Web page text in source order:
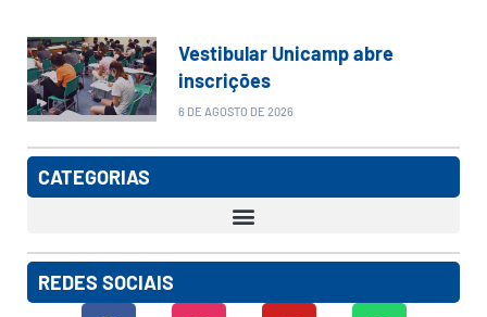
Vestibular Unicamp abre
inscrições
6 DE AGOSTO DE 2026
CATEGORIAS
REDES SOCIAIS